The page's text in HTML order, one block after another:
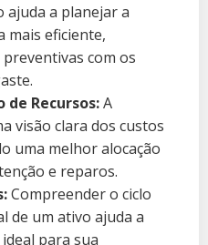
ajuda a planejar a
mais eficiente,
com os
de Recursos:A
visão clara dos custos
uma melhor alocação
e reparos.
Compreender o ciclo
de um ativo ajuda a
para sua